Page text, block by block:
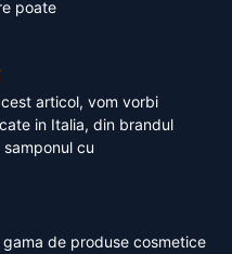
poate
articol, vom vorbi
in Italia, din brandul
samponul cu
de produse cosmetice